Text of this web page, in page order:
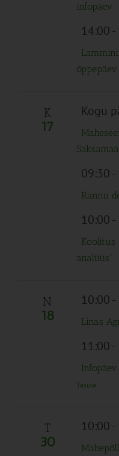
infopäev
14:00-
õppepäev
K
17
Kogu
09:30-
Rannu
10:00-
Koolitus
analüüs”
N
18
10:00-
Linas
11:00-
Tasuta
T
30
10:00-